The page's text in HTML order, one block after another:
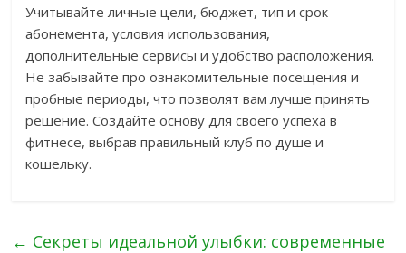
Учитывайте личные цели, бюджет, тип и срок
абонемента, условия использования,
дополнительные сервисы и удобство расположения.
Не забывайте про ознакомительные посещения и
пробные периоды, что позволят вам лучше принять
решение. Создайте основу для своего успеха в
фитнесе, выбрав правильный клуб по душе и
кошельку.
← Секреты идеальной улыбки: современные